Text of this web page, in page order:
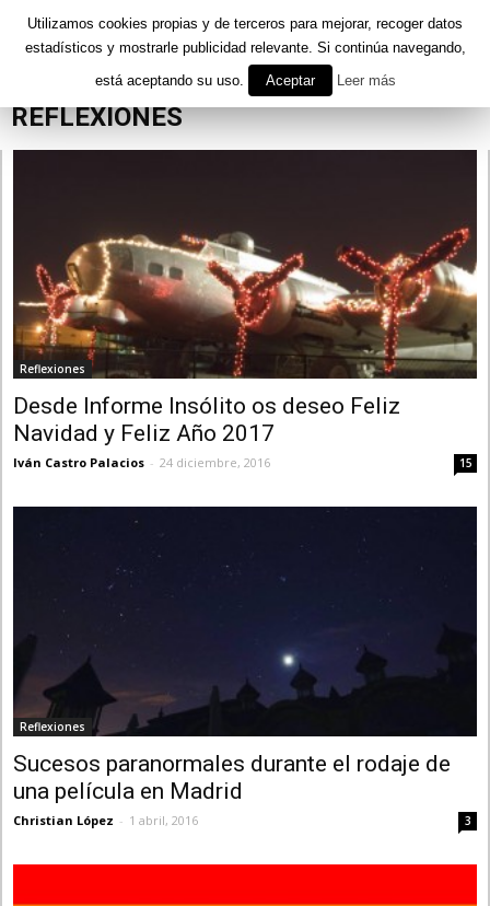
Reflexiones
REFLEXIONES
Reflexiones
Desde Informe Insólito os deseo Feliz
Navidad y Feliz Año 2017
Iván Castro Palacios - 24 diciembre, 2016 15
Reflexiones
Sucesos paranormales durante el rodaje de
una película en Madrid
Christian López - 1 abril, 2016 3
Utilizamos cookies propias y de terceros para mejorar, recoger datos
estadísticos y mostrarle publicidad relevante. Si continúa navegando,
está aceptando su uso.
Aceptar Leer más